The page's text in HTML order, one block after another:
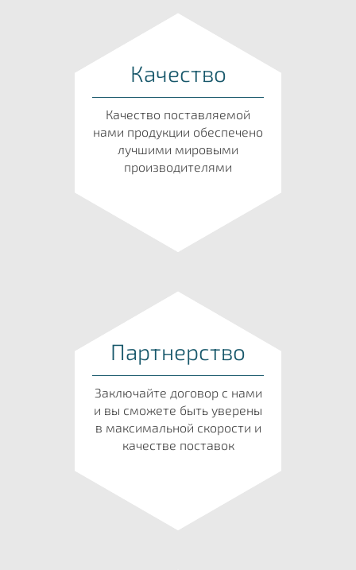
Качество
Качество поставляемой
нами продукции обеспечено
лучшими мировыми
производителями
Партнерство
Заключайте договор с нами
и вы сможете быть уверены
в максимальной скорости и
качестве поставок